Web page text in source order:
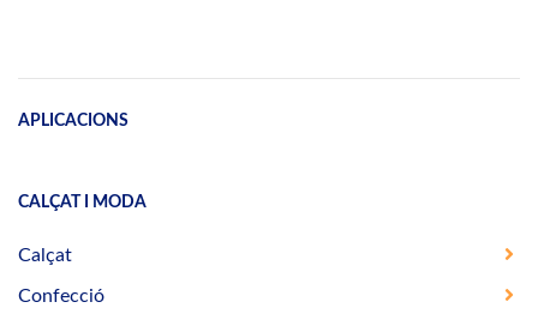
APLICACIONS
CALÇAT I MODA
Calçat
Confecció